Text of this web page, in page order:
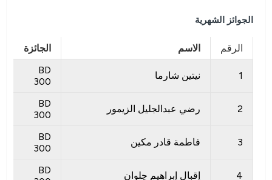
الجوائز الشهرية
الرقم الاسم الجائزة
1 نيتين شارما
BD
300
2 رضي عبدالجليل الزيمور
BD
300
3 فاطمة قادر مكين
BD
300
4 إقبال إبراهيم چلوان
BD